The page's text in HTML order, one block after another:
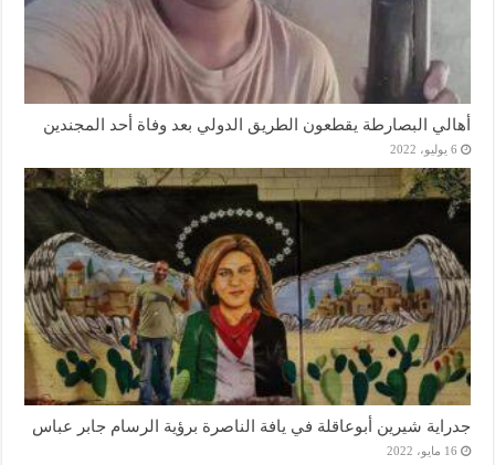
أهالي البصارطة يقطعون الطريق الدولي بعد وفاة أحد المجندين
6 يوليو، 2022
جدراية شيرين أبوعاقلة في يافة الناصرة برؤية الرسام جابر عباس
16 مايو، 2022